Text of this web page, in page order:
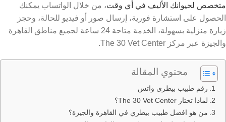
متخصص لحيوانك الأليف في أي وقت، من خلال الواتساب يمكنك
الحصول على استشارة فورية، إرسال صور أو فيديو للحالة، وحجز
زيارة منزلية بسهولة،
الخدمة متاحة 24 ساعة لجميع مناطق القاهرة
والجيزة عبر مركز The 30 Vet Center.
محتوي المقالة
رقم طبيب بيطري واتس
لماذا تختار The 30 Vet Center؟
من هو افضل طبيب بيطري في القاهرة والجيزة؟